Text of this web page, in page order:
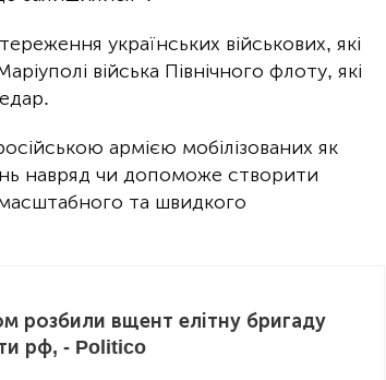
українських військових, які
війська Північного флоту, які
армією мобілізованих як
навряд чи допоможе створити
та швидкого
розбили вщент елітну бригаду
рф, - Politico